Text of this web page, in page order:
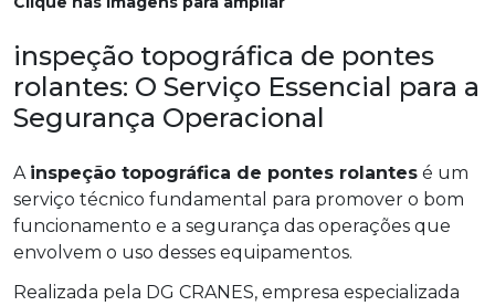
inspeção topográfica de pontes
rolantes: O Serviço Essencial para a
Segurança Operacional
A inspeção topográfica de pontes rolantes é um
serviço técnico fundamental para promover o bom
funcionamento e a segurança das operações que
envolvem o uso desses equipamentos.
Realizada pela DG CRANES, empresa especializada